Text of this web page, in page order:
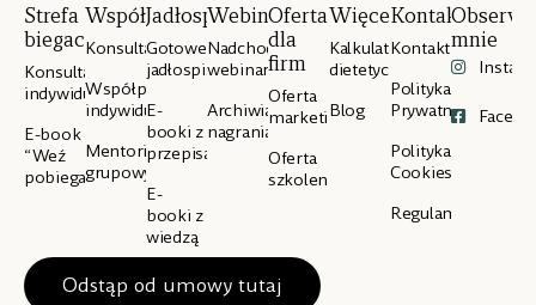
Strefa
biegacza
Konsultacje
indywidualne
E-book
“Weź
pobiegaj”
Współpraca
Konsultacje
Współpraca
indywidualna
Mentoring
grupowy
Jadłospisy
Gotowe
jadłospisy
E-
booki z
przepisami
E-
booki z
wiedzą
Webinary
Nadchodzące
webinary
Archiwialne
nagrania
Oferta
dla
firm
Oferta
marketingowa
Oferta
szkoleniowa
Więcej
Kalkulator
dietetyczny
Blog
Kontakt
Kontakt
Polityka
Prywatności
Polityka
Cookies
Regulamin
mnie
Odstąp od umowy tutaj